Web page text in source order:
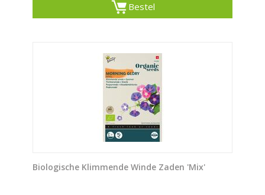
Bestel
Biologische Klimmende Winde Zaden 'Mix'